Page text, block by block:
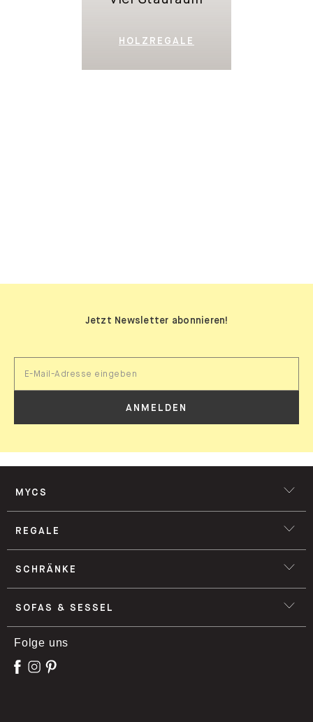
HOLZREGALE
Jetzt Newsletter abonnieren!
ANMELDEN
MYCS
REGALE
SCHRÄNKE
SOFAS & SESSEL
Folge uns